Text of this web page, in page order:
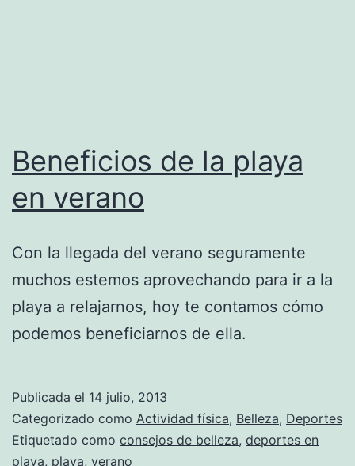
Beneficios de la playa
en verano
Con la llegada del verano seguramente
muchos estemos aprovechando para ir a la
playa a relajarnos, hoy te contamos cómo
podemos beneficiarnos de ella.
Publicada el 14 julio, 2013
Categorizado como Actividad física, Belleza, Deportes
Etiquetado como consejos de belleza, deportes en
playa, playa, verano